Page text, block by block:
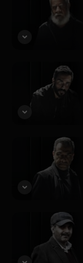
جز فروختن خانه
دیگر ایرج برای
را به پاشا می
ها به او وارد
ایرج می دهد تا